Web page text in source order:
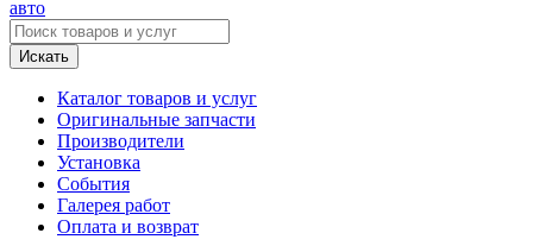
авто
Искать
Каталог товаров и услуг
Оригинальные запчасти
Производители
Установка
События
Галерея работ
Оплата и возврат